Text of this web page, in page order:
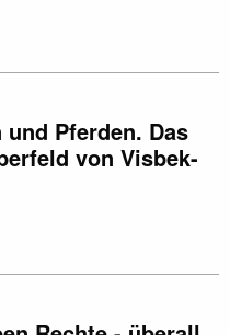
und Pferden. Das
von Visbek-